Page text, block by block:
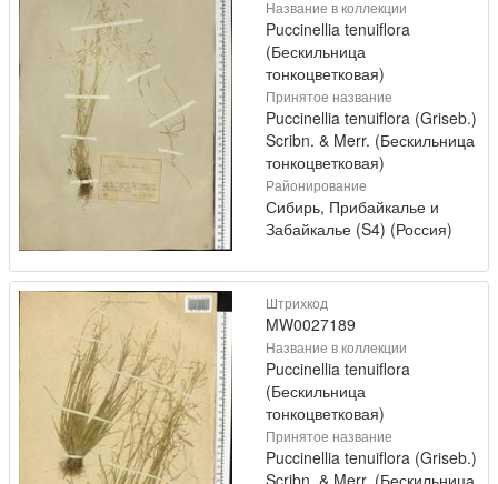
Название в коллекции
Puccinellia tenuiflora
(Бескильница
тонкоцветковая)
Принятое название
Puccinellia tenuiflora (Griseb.)
Scribn. & Merr. (Бескильница
тонкоцветковая)
Районирование
Сибирь, Прибайкалье и
Забайкалье (S4) (Россия)
Штрихкод
MW0027189
Название в коллекции
Puccinellia tenuiflora
(Бескильница
тонкоцветковая)
Принятое название
Puccinellia tenuiflora (Griseb.)
Scribn. & Merr. (Бескильница